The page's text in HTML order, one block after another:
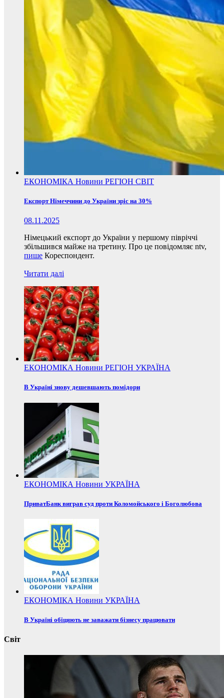
ЕКОНОМІКА Новини РЕГІОН СВІТ
Експорт Німеччини до України зріс на 30%
08.11.2025
Німецький експорт до України у першому півріччі
збільшився майже на третину. Про це повідомляє ntv,
пише Кореспондент.
Читати далі
ЕКОНОМІКА Новини РЕГІОН УКРАЇНА
В Україні знову дешевшають помідори
ЕКОНОМІКА Новини УКРАЇНА
ПриватБанк виграв суд проти Коломойського і Боголюбова
ЕКОНОМІКА Новини УКРАЇНА
В Україні обіцяють не заважати бізнесу працювати
Світ